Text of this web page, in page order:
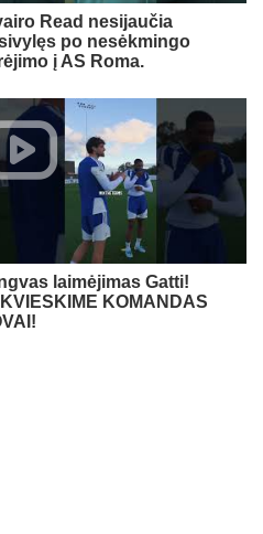
Read nesijaučia
po nesėkmingo
į AS Roma.
laimėjimas Gatti!
KOMANDAS